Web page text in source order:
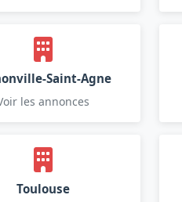
Saint-Agne
les annonces
Toulouse